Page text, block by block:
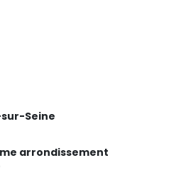
Seine
arrondissement